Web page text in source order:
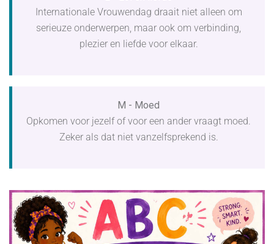
Internationale Vrouwendag draait niet alleen om
serieuze onderwerpen, maar ook om verbinding,
plezier en liefde voor elkaar.
M - Moed
Opkomen voor jezelf of voor een ander vraagt moed.
Zeker als dat niet vanzelfsprekend is.